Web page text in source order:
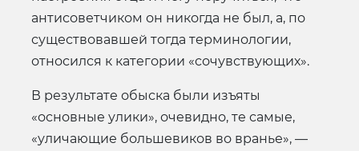
антисоветчиком он никогда не был, а, по
существовавшей тогда терминологии,
относился к категории «сочувствующих».
В результате обыска были изъяты
«основные улики», очевидно, те самые,
«уличающие большевиков во вранье», —